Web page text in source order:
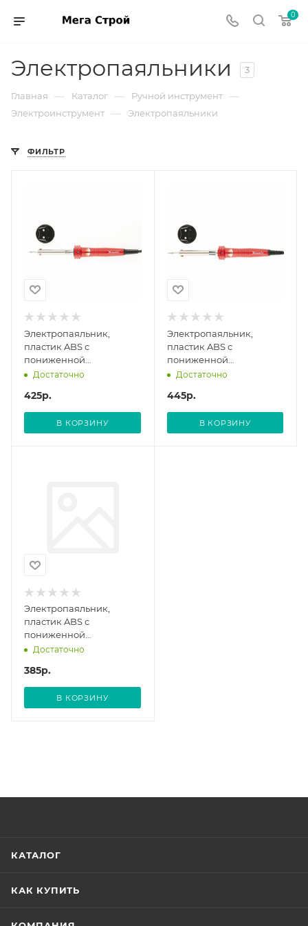
0
Электропаяльники 3
Главная — Каталог — Ручной инструмент —
Электроинструмент — Электропаяльники
ФИЛЬТР
Электропаяльник,
пластик ABS с
пониженной
теплопроводностью, 220
Достаточно
425р.
В КОРЗИНУ
Электропаяльник,
пластик ABS с
пониженной
теплопроводностью, 220
Достаточно
445р.
В КОРЗИНУ
Электропаяльник,
пластик ABS с
пониженной
теплопроводностью, 220
Достаточно
385р.
В КОРЗИНУ
КАТАЛОГ
КАК КУПИТЬ